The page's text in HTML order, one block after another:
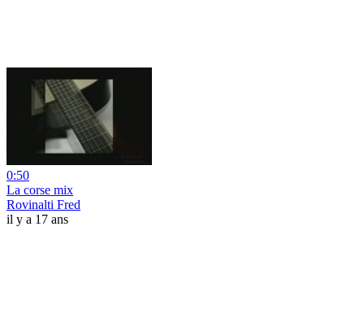
0:50
La corse mix
Rovinalti Fred
il y a 17 ans